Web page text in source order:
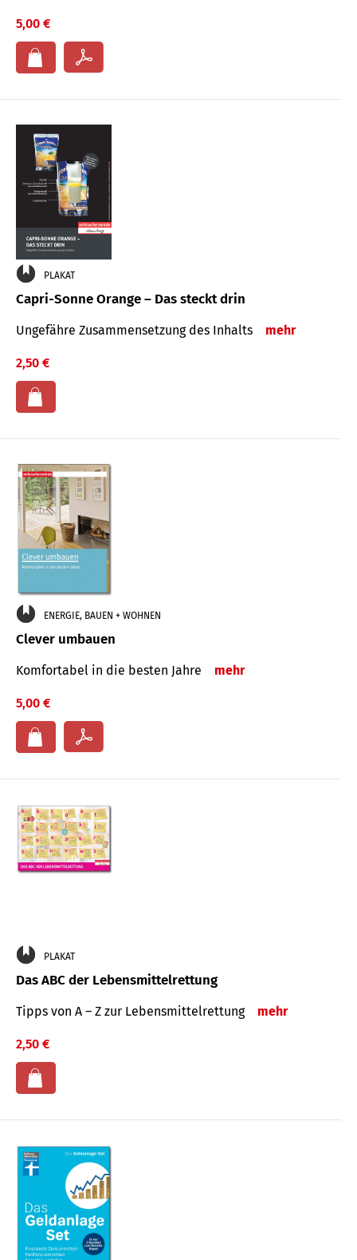
5,00 €
PLAKAT
Capri-Sonne Orange – Das steckt drin
Ungefähre Zu­sammen­setzung des Inhalts mehr
2,50 €
ENERGIE, BAUEN + WOHNEN
Clever umbauen
Komfortabel in die besten Jahre mehr
5,00 €
PLAKAT
Das ABC der Lebensmittelrettung
Tipps von A – Z zur Lebensmittelrettung mehr
2,50 €